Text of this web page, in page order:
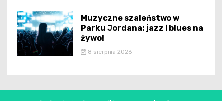
Muzyczne szaleństwo w
Parku Jordana: jazz i blues na
żywo!
8 sierpnia 2026